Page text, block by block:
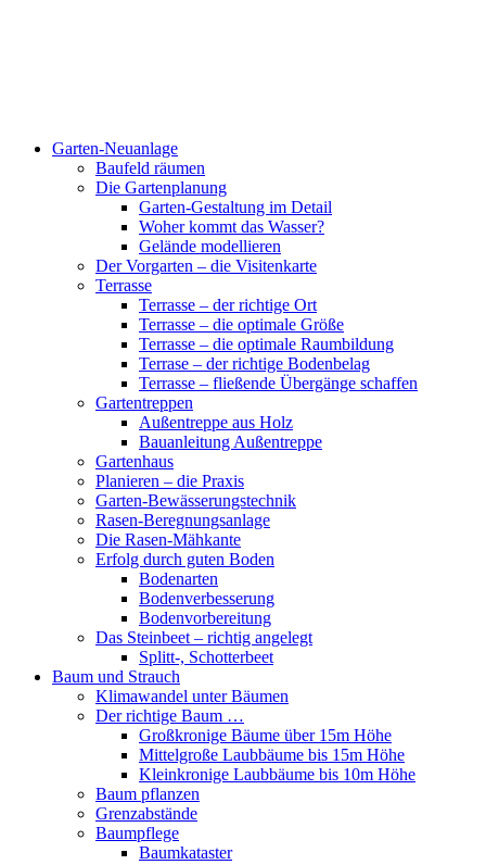
Garten-Neuanlage
Baufeld räumen
Die Gartenplanung
Garten-Gestaltung im Detail
Woher kommt das Wasser?
Gelände modellieren
Der Vorgarten – die Visitenkarte
Terrasse
Terrasse – der richtige Ort
Terrasse – die optimale Größe
Terrasse – die optimale Raumbildung
Terrase – der richtige Bodenbelag
Terrasse – fließende Übergänge schaffen
Gartentreppen
Außentreppe aus Holz
Bauanleitung Außentreppe
Gartenhaus
Planieren – die Praxis
Garten-Bewässerungstechnik
Rasen-Beregnungsanlage
Die Rasen-Mähkante
Erfolg durch guten Boden
Bodenarten
Bodenverbesserung
Bodenvorbereitung
Das Steinbeet – richtig angelegt
Splitt-, Schotterbeet
Baum und Strauch
Klimawandel unter Bäumen
Der richtige Baum …
Großkronige Bäume über 15m Höhe
Mittelgroße Laubbäume bis 15m Höhe
Kleinkronige Laubbäume bis 10m Höhe
Baum pflanzen
Grenzabstände
Baumpflege
Baumkataster